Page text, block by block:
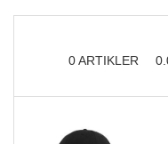
0ARTIKLER